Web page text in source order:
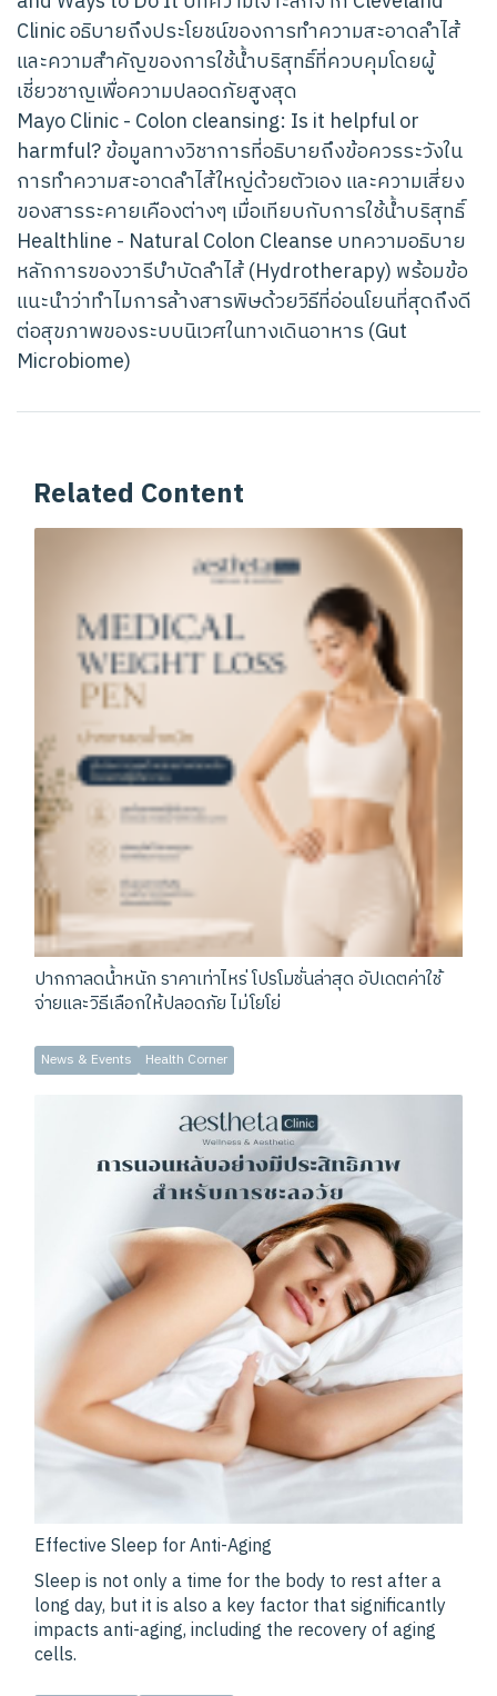
Clinic อธิบายถึงประโยชน์ของการทำความสะอาดลำไส้
และความสำคัญของการใช้น้ำบริสุทธิ์ที่ควบคุมโดยผู้
เชี่ยวชาญเพื่อความปลอดภัยสูงสุด
Mayo Clinic - Colon cleansing: Is it helpful or
harmful? ข้อมูลทางวิชาการที่อธิบายถึงข้อควรระวังใน
การทำความสะอาดลำไส้ใหญ่ด้วยตัวเอง และความเสี่ยง
ของสารระคายเคืองต่างๆ เมื่อเทียบกับการใช้น้ำบริสุทธิ์
Healthline - Natural Colon Cleanse บทความอธิบาย
หลักการของวารีบำบัดลำไส้ (Hydrotherapy) พร้อมข้อ
แนะนำว่าทำไมการล้างสารพิษด้วยวิธีที่อ่อนโยนที่สุดถึงดี
ต่อสุขภาพของระบบนิเวศในทางเดินอาหาร (Gut
Microbiome)
Related Content
ปากกาลดน้ำหนัก ราคาเท่าไหร่ โปรโมชั่นล่าสุด อัปเดตค่าใช้
จ่ายและวิธีเลือกให้ปลอดภัย ไม่โยโย่
News & Events Health Corner
Effective Sleep for Anti-Aging
Sleep is not only a time for the body to rest after a
long day, but it is also a key factor that significantly
impacts anti-aging, including the recovery of aging
cells.